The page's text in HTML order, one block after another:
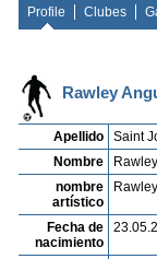
Profile Clubes
Rawley
Apellido
Saint
Nombre
nombre
artístico
Fecha de
nacimiento